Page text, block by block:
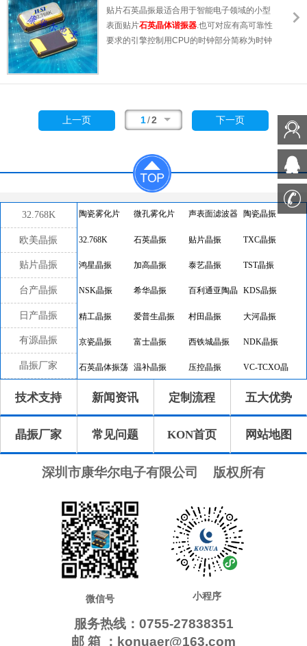
贴片石英晶振最适合用于智能电子领域的小型
表面贴片石英晶体谐振器.也可对应有高可靠性
要求的引擎控制用CPU的时钟部分简称为时钟
击等优良的耐环境特性,满足无铅焊接的回流温
上一页 1/2 下一页
32.768K
欧美晶振
贴片晶振
台产晶振
日产晶振
有源晶振
晶振厂家
陶瓷雾化片 微孔雾化片 声表面滤波器 陶瓷晶振
32.768K 石英晶振 贴片晶振 TXC晶振
鸿星晶振 加高晶振 泰艺晶振 TST晶振
NSK晶振 希华晶振 百利通亚陶晶
振
KDS晶振
精工晶振 爱普生晶振 村田晶振 大河晶振
京瓷晶振 富士晶振 西铁城晶振 NDK晶振
石英晶体振荡 温补晶振 压控晶振 VC-TCXO晶
振
差分晶振 32.768K有源
晶振
恒温晶振 8045晶振
7050晶振 6035晶振 5032晶振 3225晶振
7.0x1.5晶振 5.0x1.8晶振 4.1x1.5晶振 3.2x1.5晶振
瑞康晶振 康纳温菲尔德 高利奇晶振
AbraconCrystal 维管晶振 ECScrystal晶
振
日蚀晶振
拉隆晶振 格林雷晶振 SiTimeCrystal
Pletronics晶振 MERCURY晶
振
AEL晶振 Cardinal晶振 Crystek晶振
技术支持 新闻资讯 定制流程 五大优势
晶振厂家 常见问题 KON首页 网站地图
深圳市康华尔电子有限公司 版权所有
微信号 小程序
服务热线：0755-27838351
邮 箱 ：konuaer@163.com